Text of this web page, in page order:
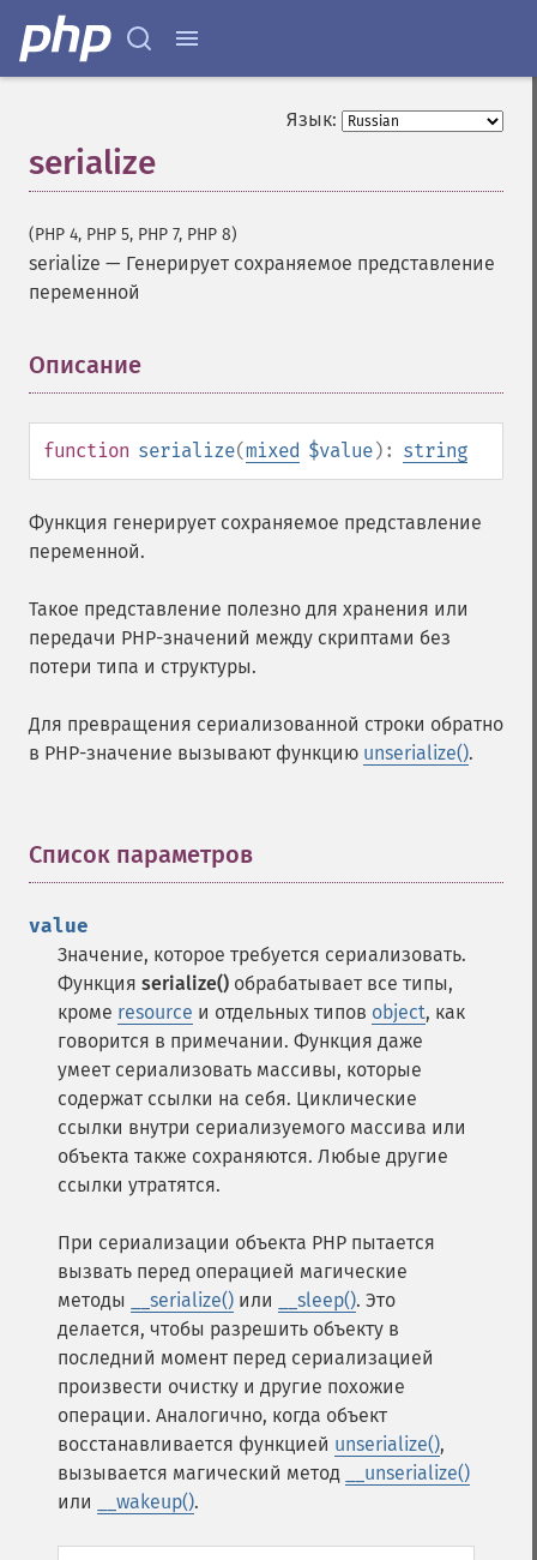
Язык:
serialize
(PHP 4, PHP 5, PHP 7, PHP 8)
serialize — Генерирует сохраняемое представление
переменной
Описание
function serialize(mixed $value): string
Функция генерирует сохраняемое представление
переменной.
Такое представление полезно для хранения или
передачи PHP-значений между скриптами без
потери типа и структуры.
Для превращения сериализованной строки обратно
в PHP-значение вызывают функцию unserialize().
Список параметров
value
Значение, которое требуется сериализовать.
Функция serialize() обрабатывает все типы,
кроме resource и отдельных типов object, как
говорится в примечании. Функция даже
умеет сериализовать массивы, которые
содержат ссылки на себя. Циклические
ссылки внутри сериализуемого массива или
объекта также сохраняются. Любые другие
ссылки утратятся.
При сериализации объекта PHP пытается
вызвать перед операцией магические
методы
__serialize() или __sleep(). Это
делается, чтобы разрешить объекту в
последний момент перед сериализацией
произвести очистку и другие похожие
операции. Аналогично, когда объект
восстанавливается функцией unserialize(),
вызывается магический метод
__unserialize()
или
__wakeup().